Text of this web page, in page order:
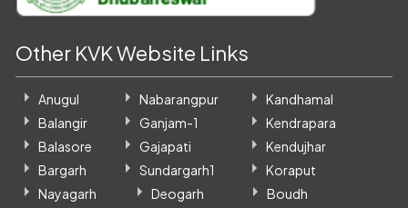
Other KVK Website Links
Anugul
Balangir
Balasore
Bargarh
Nabarangpur
Ganjam-1
Gajapati
Sundargarh1
Kandhamal
Kendrapara
Kendujhar
Koraput
Nayagarh
Deogarh
Boudh